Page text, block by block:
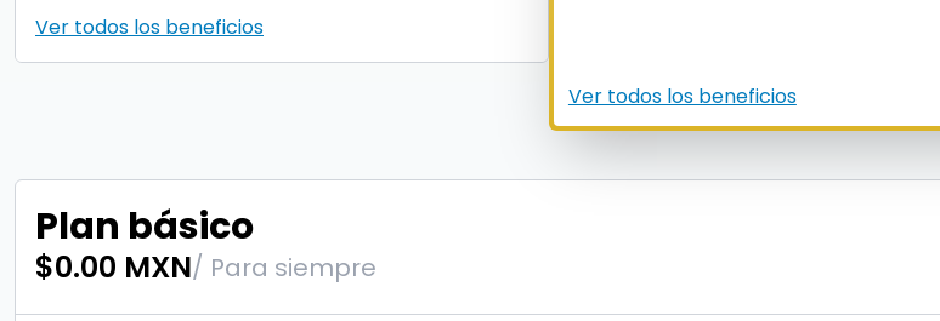
Ver todos los beneficios
Ver todos los beneficios
Plan básico
$0.00 MXN/ Para siempre